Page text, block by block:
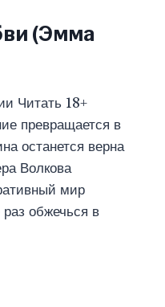
(Эмма
Читать 18+
превращается в
останется верна
Волкова
мир
обжечься в